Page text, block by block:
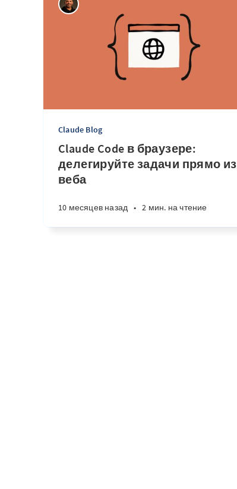
Claude Blog
Claude Code в браузере:
делегируйте задачи прямо из
веба
10 месяцев назад • 2 мин. на чтение